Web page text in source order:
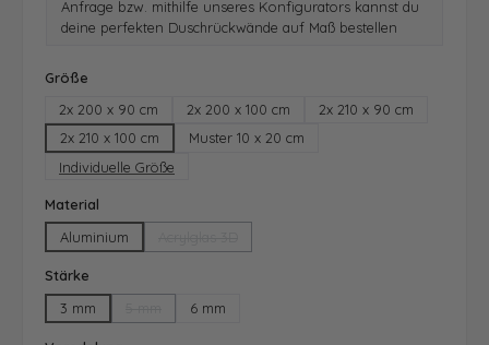
Anfrage bzw. mithilfe unseres Konfigurators kannst du
deine perfekten Duschrückwände auf Maß bestellen
Größe
2x 200 x 90 cm
2x 200 x 100 cm
2x 210 x 90 cm
2x 210 x 100 cm
Muster 10 x 20 cm
Individuelle Größe
Material
Aluminium
Stärke
3 mm
(Diese Option ist zurzeit nicht verfügbar.)
6 mm